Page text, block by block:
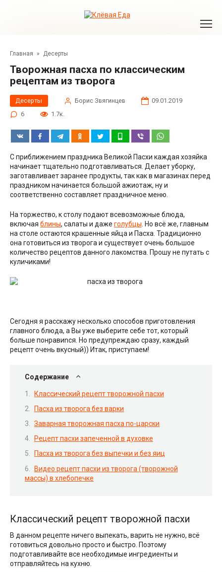
Главная » Десерты
Творожная пасха по классическим
рецептам из творога
Десерты Борис Звягинцев
09.01.2019
6
1.7к.
С приближением праздника Великой Пасхи каждая хозяйка
начинает тщательно подготавливаться. Делает уборку,
заготавливает заранее продукты, так как в магазинах перед
праздником начинается большой ажиотаж, ну и
соответственно составляет праздничное меню.
На торжество, к столу подают всевозможные блюда,
включая блины, салаты и даже голубцы . Но всё же, главным
на столе остаются крашенные яйца и Пасха. Традиционно
она готовиться из творога и существует очень большое
количество рецептов данного лакомства. Прошу не путать с
куличиками!
Сегодня я расскажу несколько способов приготовления
главного блюда, а Вы уже выберите себе тот, который
больше понравиnся. Но предупреждаю сразу, каждый
рецепт очень вкусный)) Итак, приступаем!
Содержание
Классический рецепт творожной пасхи
Пасха из творога без варки
Заварная творожная пасха по-царски
Рецепт пасхи запеченной в духовке
Пасха из творога без выпечки и без яиц
Видео рецепт пасхи из творога (творожной
массы) в хлебопечке
Классический рецепт творожной пасхи
В данном рецепте ничего выпекать, варить не нужно, всё
готовиться довольно просто и быстро. Поэтому
подготавливайте все необходимые ингредиенты и
отправляйтесь на кухню.